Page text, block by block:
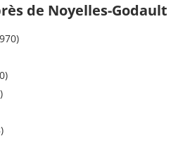
de Noyelles-Godault